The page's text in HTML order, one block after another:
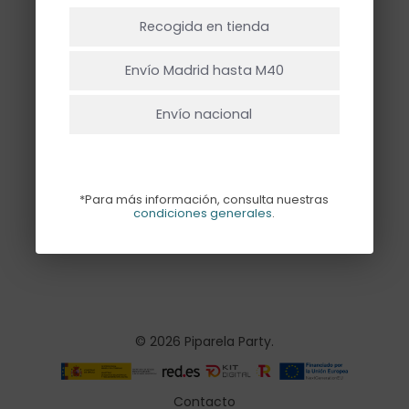
3,50€
© 2026 Piparela Party.
Contacto
Recogida en tienda
Envío Madrid hasta M40
Envío nacional
*Para más información, consulta nuestras
condiciones generales.